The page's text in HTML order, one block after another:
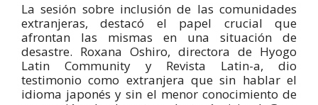
La sesión sobre inclusión de las comunidades
extranjeras, destacó el papel crucial que
afrontan las mismas en una situación de
desastre. Roxana Oshiro, directora de Hyogo
Latin Community y Revista Latin-a, dio
testimonio como extranjera que sin hablar el
idioma japonés y sin el menor conocimiento de